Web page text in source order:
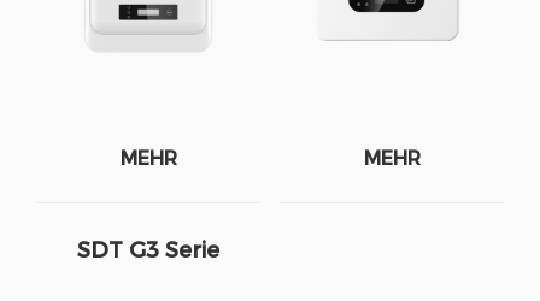
MEHR MEHR
SDT G3 Serie